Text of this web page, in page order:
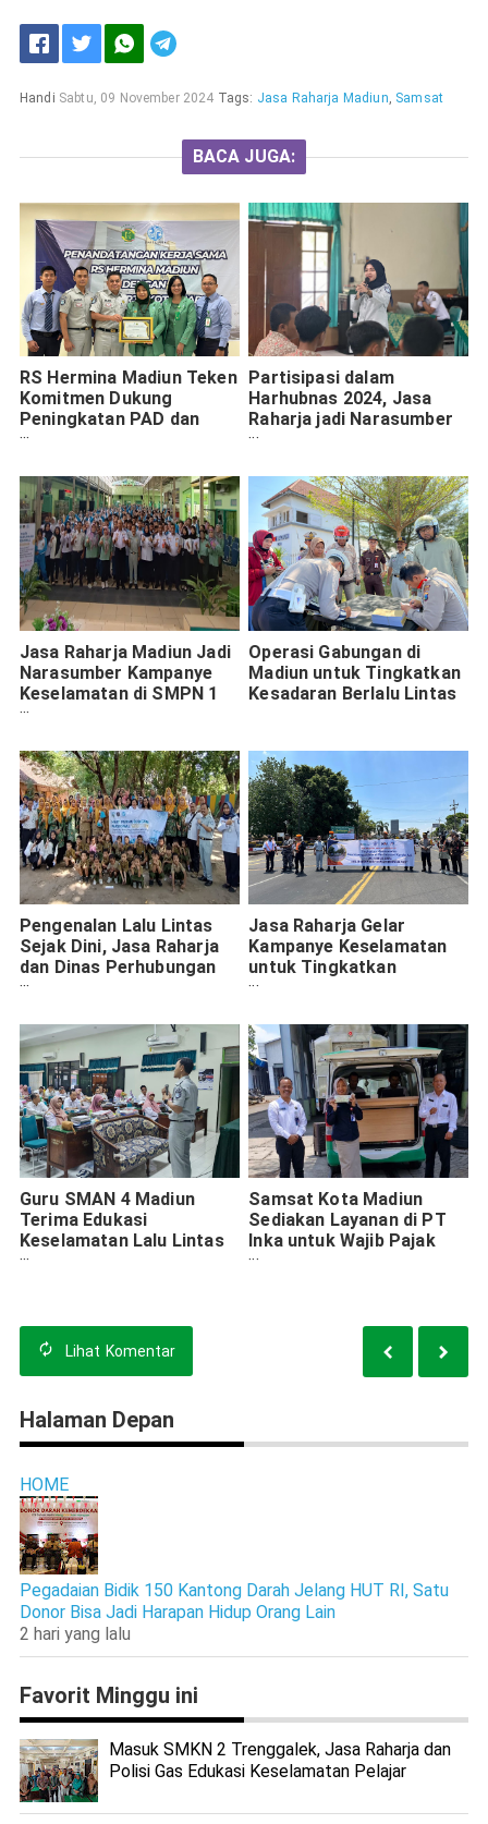
Handi Sabtu, 09 November 2024 Tags: Jasa Raharja Madiun, Samsat
BACA JUGA:
RS Hermina Madiun Teken
Komitmen Dukung
Peningkatan PAD dan
Layanan Korban
Partisipasi dalam
Harhubnas 2024, Jasa
Raharja jadi Narasumber
di Kegiatan Kampanye
Jasa Raharja Madiun Jadi
Narasumber Kampanye
Keselamatan di SMPN 1
Madiun dalam Peringatan
Operasi Gabungan di
Madiun untuk Tingkatkan
Kesadaran Berlalu Lintas
Pengenalan Lalu Lintas
Sejak Dini, Jasa Raharja
dan Dinas Perhubungan
Edukasi Siswa TK di Kota
Jasa Raharja Gelar
Kampanye Keselamatan
untuk Tingkatkan
Kepatuhan Berkendara di
Guru SMAN 4 Madiun
Terima Edukasi
Keselamatan Lalu Lintas
dari Jasa Raharja
Samsat Kota Madiun
Sediakan Layanan di PT
Inka untuk Wajib Pajak
Kawasan Industri
Lihat Komentar
Halaman Depan
HOME
Pegadaian Bidik 150 Kantong Darah Jelang HUT RI, Satu
Donor Bisa Jadi Harapan Hidup Orang Lain
2 hari yang lalu
Favorit Minggu ini
Masuk SMKN 2 Trenggalek, Jasa Raharja dan
Polisi Gas Edukasi Keselamatan Pelajar